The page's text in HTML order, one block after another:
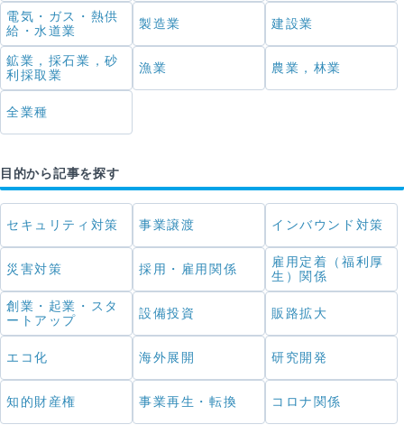
電気・ガス・熱供
給・水道業
製造業 建設業
鉱業，採石業，砂
利採取業
漁業 農業，林業
全業種
目的から記事を探す
セキュリティ対策 事業譲渡 インバウンド対策
災害対策 採用・雇用関係
雇用定着（福利厚
生）関係
創業・起業・スタ
ートアップ
設備投資 販路拡大
エコ化 海外展開 研究開発
知的財産権 事業再生・転換 コロナ関係